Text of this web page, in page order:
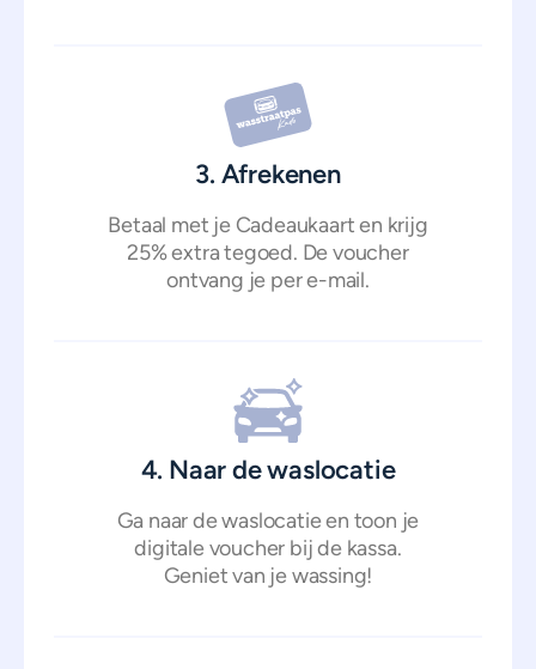
3. Afrekenen
Betaal met je Cadeaukaart en krijg
25% extra tegoed. De voucher
ontvang je per e-mail.
4. Naar de waslocatie
Ga naar de waslocatie en toon je
digitale voucher bij de kassa.
Geniet van je wassing!